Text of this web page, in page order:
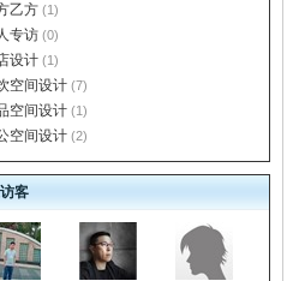
乙方 (1)
专访 (0)
设计 (1)
空间设计 (7)
空间设计 (1)
空间设计 (2)
客